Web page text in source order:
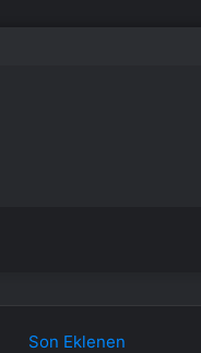
Son Eklenen